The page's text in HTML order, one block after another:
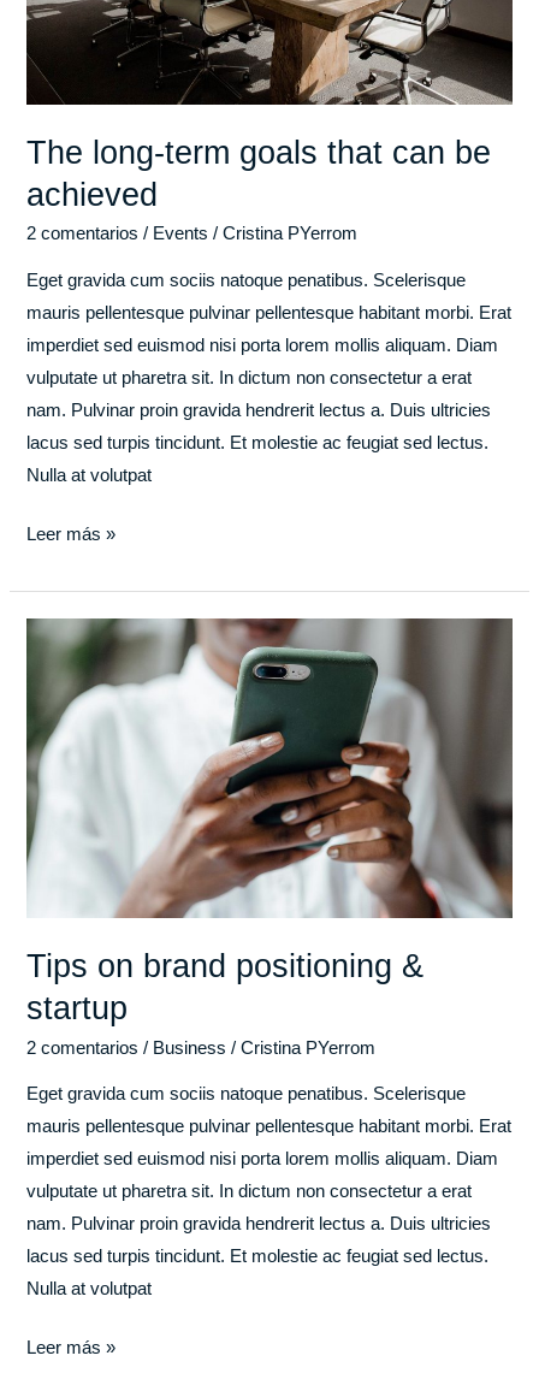
The long-term goals that can be
achieved
2 comentarios / Events /Cristina PYerrom
Eget gravida cum sociis natoque penatibus. Scelerisque
mauris pellentesque pulvinar pellentesque habitant morbi. Erat
imperdiet sed euismod nisi porta lorem mollis aliquam. Diam
vulputate ut pharetra sit. In dictum non consectetur a erat
nam. Pulvinar proin gravida hendrerit lectus a. Duis ultricies
lacus sed turpis tincidunt. Et molestie ac feugiat sed lectus.
Nulla at volutpat
be
achieved
Leer más »
Tips on brand positioning &
startup
2 comentarios / Business /Cristina PYerrom
Eget gravida cum sociis natoque penatibus. Scelerisque
mauris pellentesque pulvinar pellentesque habitant morbi. Erat
imperdiet sed euismod nisi porta lorem mollis aliquam. Diam
vulputate ut pharetra sit. In dictum non consectetur a erat
nam. Pulvinar proin gravida hendrerit lectus a. Duis ultricies
lacus sed turpis tincidunt. Et molestie ac feugiat sed lectus.
Nulla at volutpat
Tips
positioning
startup
Leer más »